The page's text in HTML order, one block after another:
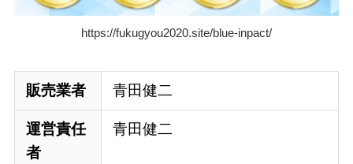
https://fukugyou2020.site/blue-inpact/
販売業者 青田健二
運営責任
者
青田健二